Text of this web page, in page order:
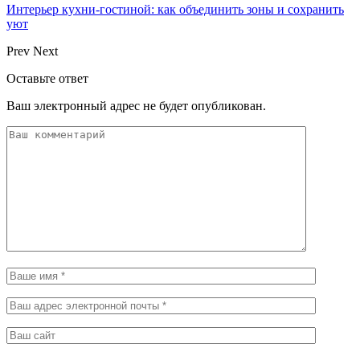
Интерьер кухни-гостиной: как объединить зоны и сохранить
уют
Prev Next
Оставьте ответ
Ваш электронный адрес не будет опубликован.